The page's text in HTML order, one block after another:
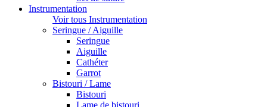
Instrumentation
Voir tous Instrumentation
Seringue / Aiguille
Seringue
Aiguille
Cathéter
Garrot
Bistouri / Lame
Bistouri
Lame de bistouri